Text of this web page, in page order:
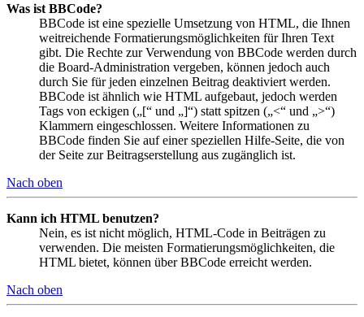
Was ist BBCode?
BBCode ist eine spezielle Umsetzung von HTML, die Ihnen
weitreichende Formatierungsmöglichkeiten für Ihren Text
gibt. Die Rechte zur Verwendung von BBCode werden durch
die Board-Administration vergeben, können jedoch auch
durch Sie für jeden einzelnen Beitrag deaktiviert werden.
BBCode ist ähnlich wie HTML aufgebaut, jedoch werden
Tags von eckigen („[“ und „]“) statt spitzen („<“ und „>“)
Klammern eingeschlossen. Weitere Informationen zu
BBCode finden Sie auf einer speziellen Hilfe-Seite, die von
der Seite zur Beitragserstellung aus zugänglich ist.
Nach oben
Kann ich HTML benutzen?
Nein, es ist nicht möglich, HTML-Code in Beiträgen zu
verwenden. Die meisten Formatierungsmöglichkeiten, die
HTML bietet, können über BBCode erreicht werden.
Nach oben